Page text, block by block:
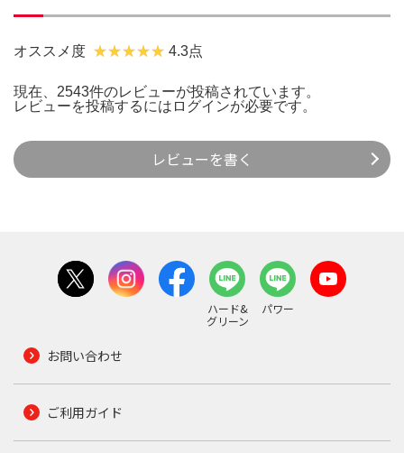
オススメ度 4.3点
現在、2543件のレビューが投稿されています。
レビューを投稿するには ログインが必要です。
レビューを書く
ハード&
グリーン
パワー
お問い合わせ
ご利用ガイド